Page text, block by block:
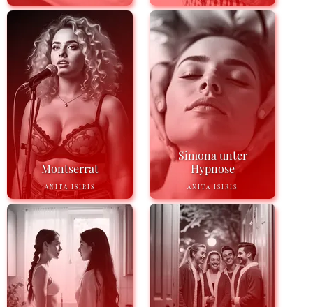
Montserrat
ANITA ISIRIS
Simona unter
Hypnose
ANITA ISIRIS